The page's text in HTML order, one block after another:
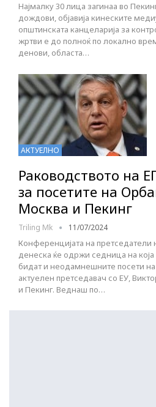
Најмалку 30 лица загинаа во
дождови, објавија кинеските
општинската канцеларија за
жртви е до полноќ по локално
денови, областа…
АКТУЕЛНО
Раководството на
за посетите на
Москва и Пекинг
Triling Mk 11/07/2024
Конференцијата на претседатели
денеска ќе одржи седница на
бидат и неодамнешните посети
актуелен претседавач со ЕУ,
и Пекинг. Веднаш по…